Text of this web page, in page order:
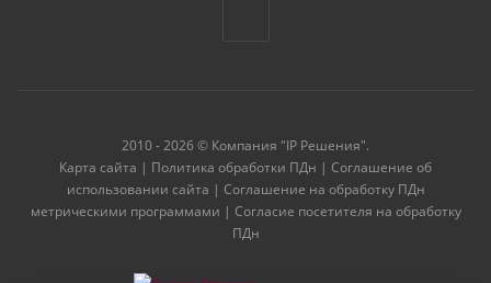
2010 - 2026 © Компания "IP Решения".
Карта сайта | Политика обработки ПДн | Соглашение об
использовании сайта | Соглашение на обработку ПДн
метрическими программами | Согласие посетителя на обработку
ПДн